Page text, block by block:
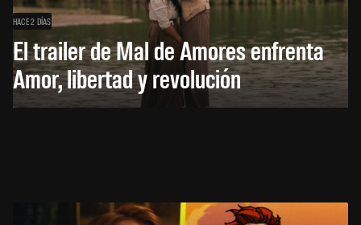
HACE 2 DÍAS
El trailer de Mal de Amores enfrenta
Amor, libertad y revolución